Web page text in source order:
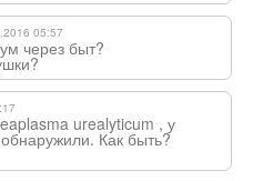
05:57
через быт?
urealyticum , у
Как быть?